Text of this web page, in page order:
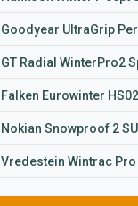
Goodyear UltraGrip
GT Radial WinterPro2
Falken Eurowinter
Nokian Snowproof 2
Vredestein Wintrac Pro